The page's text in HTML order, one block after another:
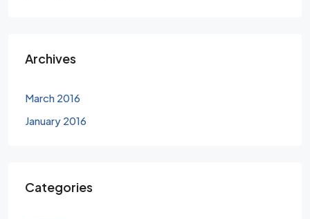
Archives
March 2016
January 2016
Categories